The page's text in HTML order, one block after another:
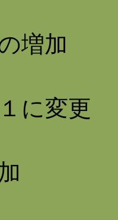
増加
に変更